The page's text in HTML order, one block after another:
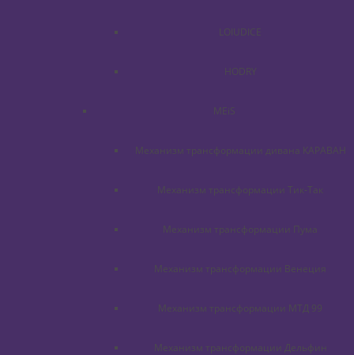
LOIUDICE
HODRY
MEiS
Механизм трансформации дивана КАРАВАН
Механизм трансформации Тик-Так
Механизм трансформации Пума
Механизм трансформации Венеция
Механизм трансформации МТД 99
Механизм трансформации Дельфин